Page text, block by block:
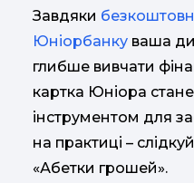
Завдяки
Юніорбанку ваша
глибше вивчати
картка Юніора
інструментом для
на практиці –
«Абетки грошей».